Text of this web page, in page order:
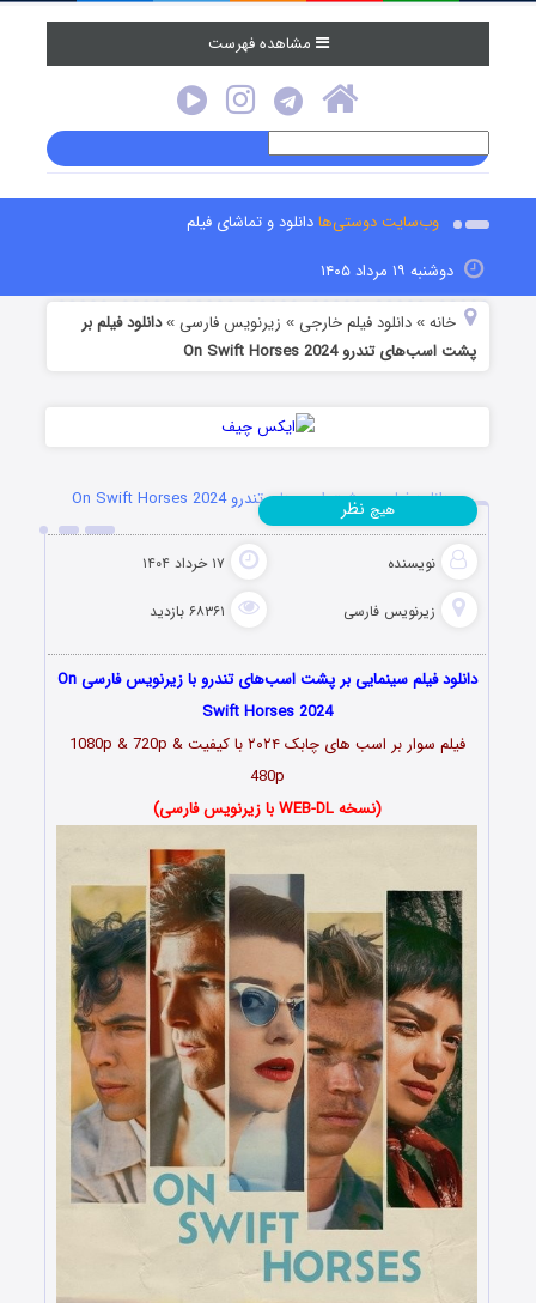
مشاهده فهرست
وب‌سایت دوستی‌هادانلود و تماشای فیلم
دوشنبه ۱۹ مرداد ۱۴۰۵
خانه »دانلود فیلم خارجی » زیرنویس فارسی »دانلود فیلم بر
پشت اسب‌های تندرو On Swift Horses 2024
دانلود فیلم بر پشت اسب‌های تندرو On Swift Horses 2024
نویسنده ۱۷ خرداد ۱۴۰۴
زیرنویس فارسی ۶۸۳۶۱ بازدید
هیچ نظر
دانلود فیلم سینمایی بر پشت اسب‌های تندرو با زیرنویس فارسی On
Swift Horses 2024
فیلم سوار بر اسب های چابک ۲۰۲۴ با کیفیت 1080p & 720p &
480p
(نسخه WEB-DL با زیرنویس فارسی)